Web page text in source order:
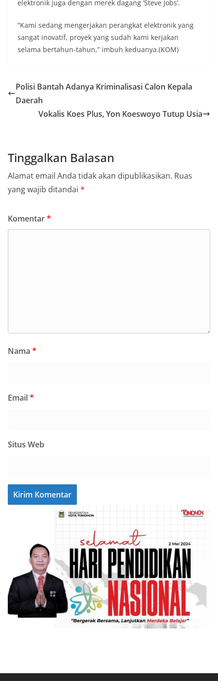
elektronik juga dengan merek dagang ‘Steve Jobs’.
“Kami sedang mengerjakan perangkat elektronik yang
sangat inovatif, proyek yang sudah kami kerjakan
selama bertahun-tahun,” imbuh keduanya.(KOM)
Polisi Bantah Adanya Kriminalisasi Calon Kepala
Daerah
Vokalis Koes Plus, Yon Koeswoyo Tutup Usia
Tinggalkan Balasan
Alamat email Anda tidak akan dipublikasikan. Ruas
yang wajib ditandai *
Komentar*
Nama *
Email*
Situs Web